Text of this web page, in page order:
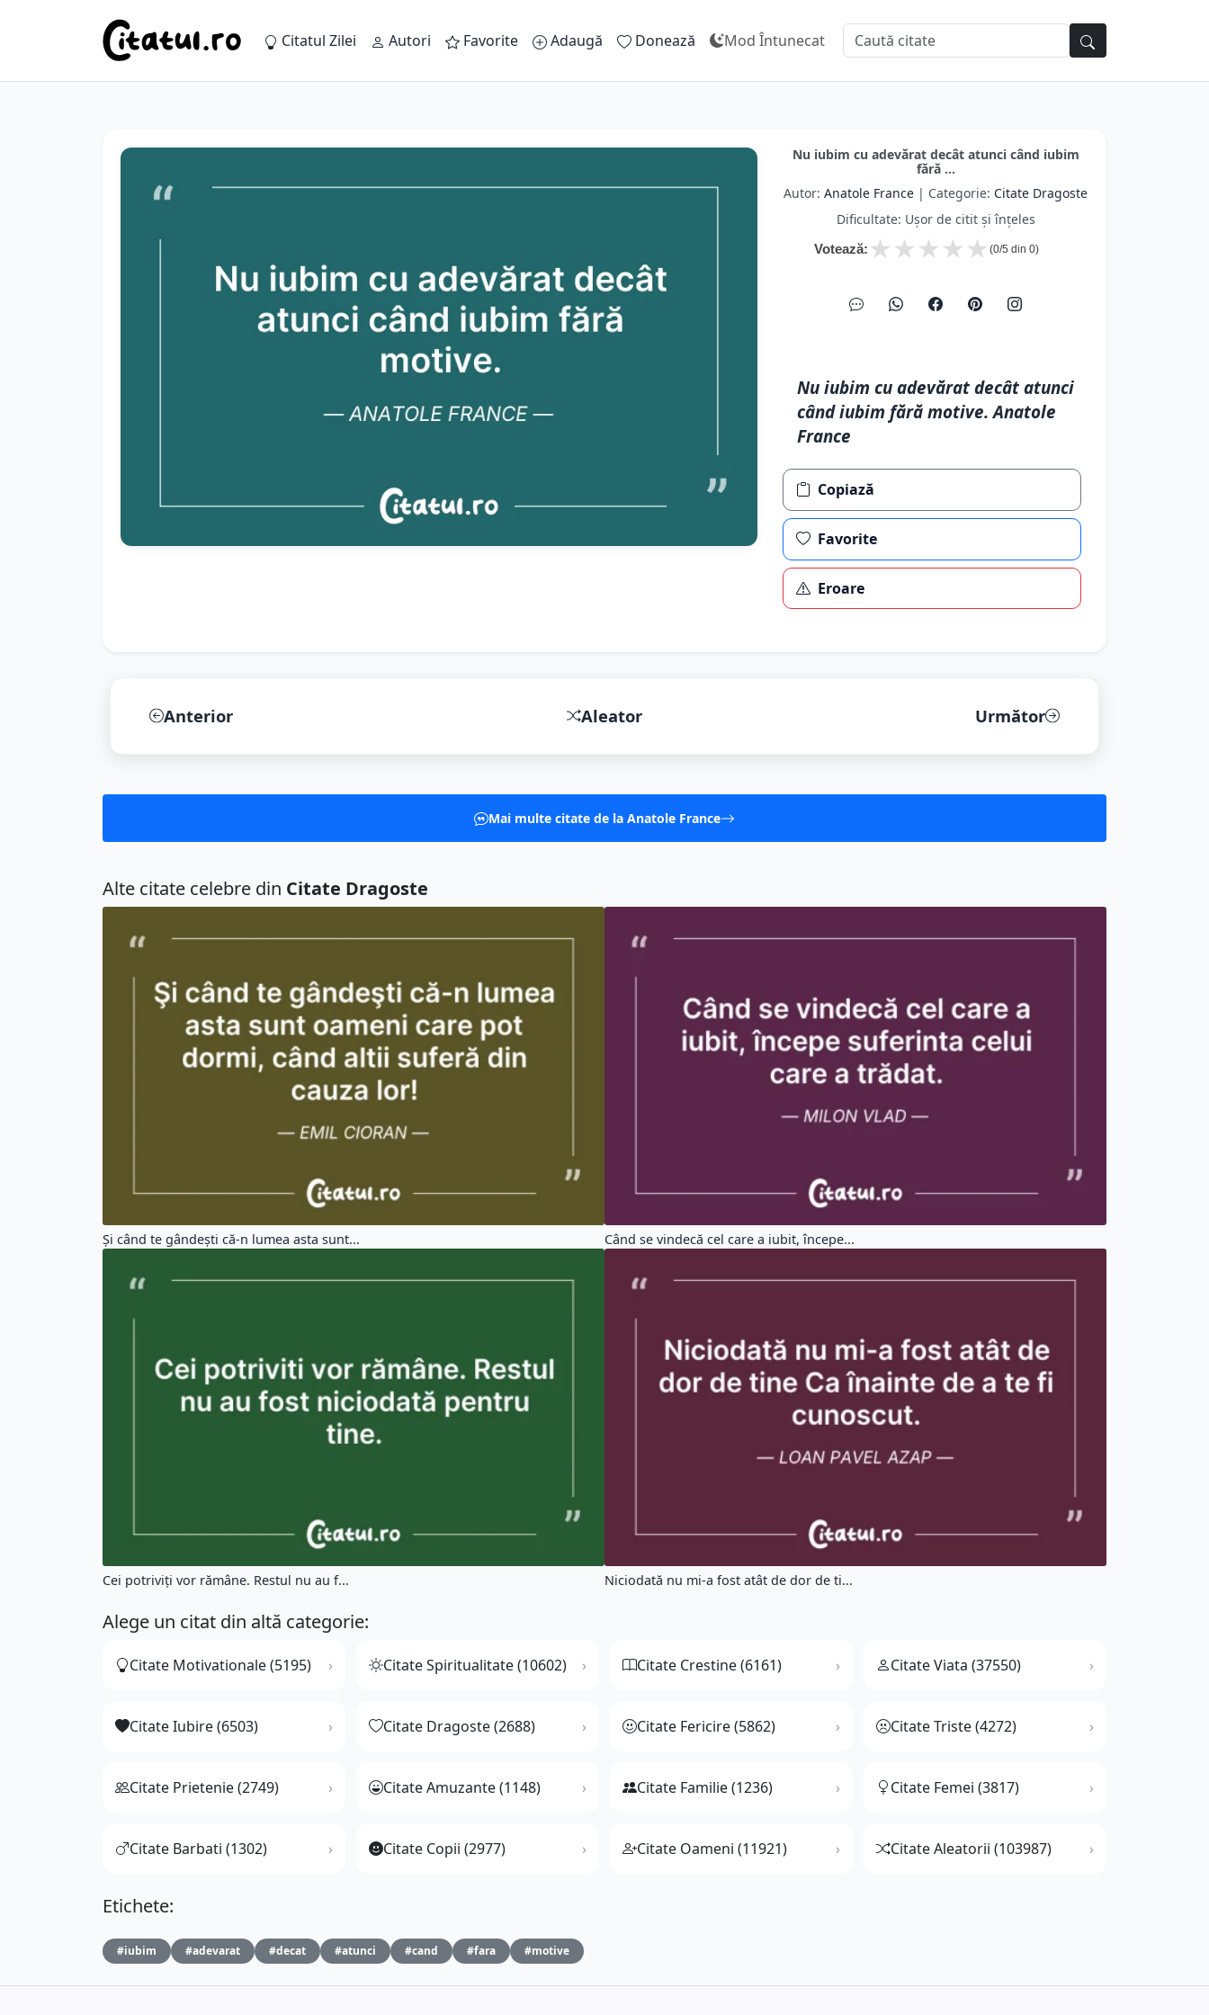
Citatul Zilei Autori Favorite Adaugă Donează Mod Întunecat
Nu iubim cu adevărat decât atunci când iubim
fără ...
Autor: Anatole France | Categorie: Citate Dragoste
Dificultate: Ușor de citit și înțeles
Votează: ★
★
★
★
★ (0/5 din 0)
Nu iubim cu adevărat decât atunci
când iubim fără motive. Anatole
France
Copiază
Favorite
Eroare
Anterior Aleator Următor
Mai multe citate de la Anatole France
Alte citate celebre din Citate Dragoste
Şi când te gândeşti că-n lumea asta sunt... Când se vindecă cel care a iubit, începe...
Cei potriviți vor rămâne. Restul nu au f... Niciodată nu mi-a fost atât de dor de ti...
Alege un citat din altă categorie:
Citate Motivationale (5195) Citate Spiritualitate (10602) Citate Crestine (6161) Citate Viata (37550)
Citate Iubire (6503) Citate Dragoste (2688) Citate Fericire (5862) Citate Triste (4272)
Citate Prietenie (2749) Citate Amuzante (1148) Citate Familie (1236) Citate Femei (3817)
Citate Barbati (1302) Citate Copii (2977) Citate Oameni (11921) Citate Aleatorii (103987)
Etichete:
#iubim #adevarat #decat #atunci #cand #fara #motive